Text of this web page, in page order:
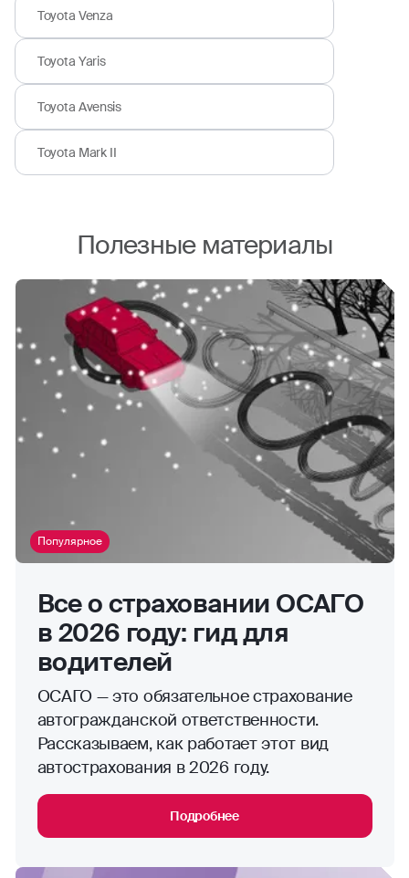
Toyota Venza
Toyota Yaris
Toyota Avensis
Toyota Mark II
Полезные материалы
Популярное
Все о страховании ОСАГО
в 2026 году: гид для
водителей
ОСАГО — это обязательное страхование
автогражданской ответственности.
Рассказываем, как работает этот вид
автострахования в 2026 году.
Подробнее